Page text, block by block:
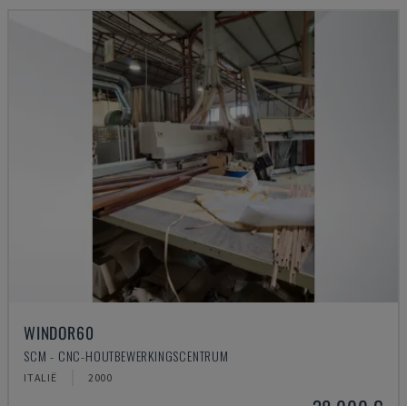
WINDOR60
SCM - CNC-HOUTBEWERKINGSCENTRUM
ITALIË 2000